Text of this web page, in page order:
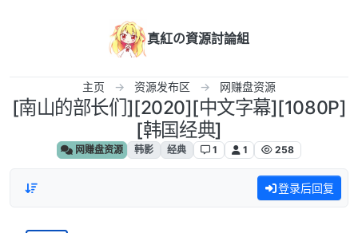
真紅の資源討論組
主页 资源发布区 网赚盘资源
[南山的部长们][2020][中文字幕][1080P]
[韩国经典]
网赚盘资源 韩影 经典 1 1 258
登录后回复